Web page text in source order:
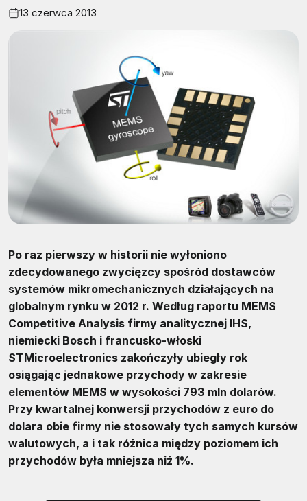
13 czerwca 2013
Po raz pierwszy w historii nie wyłoniono
zdecydowanego zwycięzcy spośród dostawców
systemów mikromechanicznych działających na
globalnym rynku w 2012 r. Według raportu MEMS
Competitive Analysis firmy analitycznej IHS,
niemiecki Bosch i francusko-włoski
STMicroelectronics zakończyły ubiegły rok
osiągając jednakowe przychody w zakresie
elementów MEMS w wysokości 793 mln dolarów.
Przy kwartalnej konwersji przychodów z euro do
dolara obie firmy nie stosowały tych samych kursów
walutowych, a i tak różnica między poziomem ich
przychodów była mniejsza niż 1%.